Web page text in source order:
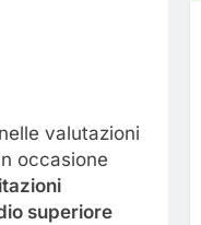
valutazioni
occasione
superiore